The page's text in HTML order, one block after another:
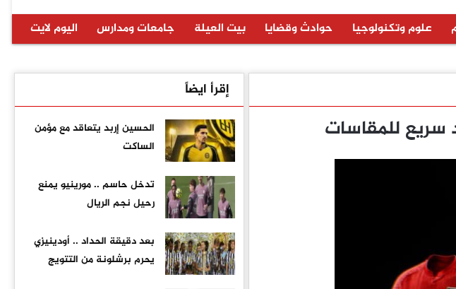
علوم وتكنولوجيا حوادث وقضايا بيت العيلة جامعات ومدارس اليوم لايت
سريع للمقاسات
إقرأ ايضاً
الحسين إربد يتعاقد مع مؤمن
الساكت
تدخل حاسم .. مورينيو يمنع
رحيل نجم الريال
بعد دقيقة الحداد .. أودينيزي
يحرم برشلونة من التتويج